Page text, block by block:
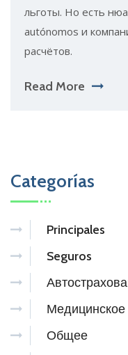
льготы. Но есть
autónomos и
расчётов.
Read More
Categorías
Principales
Seguros
Медицинское
Общее